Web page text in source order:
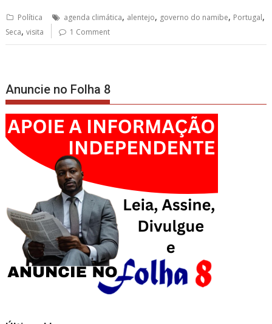
Política agenda climática, alentejo, governo do namibe, Portugal,
Seca,visita 1 Comment
Anuncie no Folha 8